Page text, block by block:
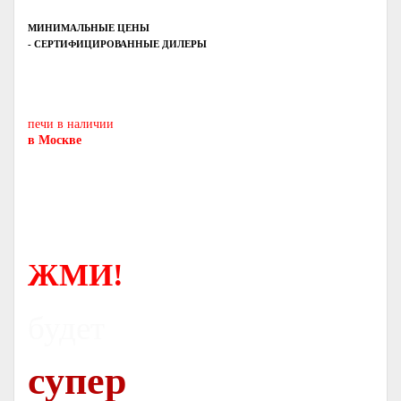
МИНИМАЛЬНЫЕ ЦЕНЫ
- СЕРТИФИЦИРОВАННЫЕ ДИЛЕРЫ
печи в наличии
в Москве
ЖМИ!
супер